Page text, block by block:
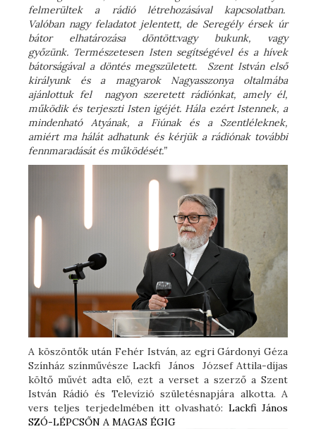
felmerültek a rádió létrehozásával kapcsolatban.
Valóban nagy feladatot jelentett, de Seregély érsek úr
bátor elhatározása döntött:vagy bukunk, vagy
győzünk. Természetesen Isten segítségével és a hívek
bátorságával a döntés megszületett. Szent István első
királyunk és a magyarok Nagyasszonya oltalmába
ajánlottuk fel nagyon szeretett rádiónkat, amely él,
működik és terjeszti Isten igéjét. Hála ezért Istennek, a
mindenható Atyának, a Fiúnak és a Szentléleknek,
amiért ma hálát adhatunk és kérjük a rádiónak további
fennmaradását és működését.”
A köszöntők után Fehér István, az egri Gárdonyi Géza
Színház színművésze Lackfi János József Attila-díjas
költő művét adta elő, ezt a verset a szerző a Szent
István Rádió és Televízió születésnapjára alkotta. A
vers teljes terjedelmében itt olvasható: Lackfi János
SZÓ-LÉPCSŐN A MAGAS ÉGIG